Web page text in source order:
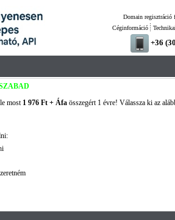
Domain regisztráció
Céginformáció
+36
most 1 976 Ft + Áfaösszegért 1 évre! Válassza ki az